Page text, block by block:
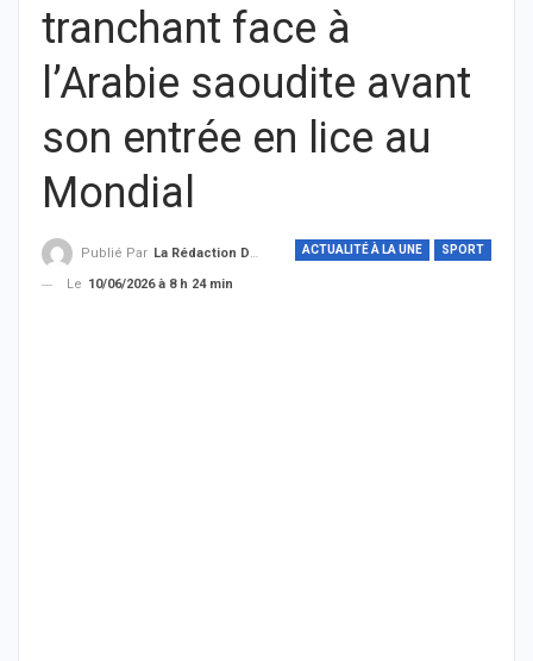
tranchant face à
l’Arabie saoudite avant
son entrée en lice au
Mondial
ACTUALITÉ À LA UNE SPORT
Publié Par La Rédaction De THIEYSENEGAL.com
Le 10/06/2026 à 8 h 24 min